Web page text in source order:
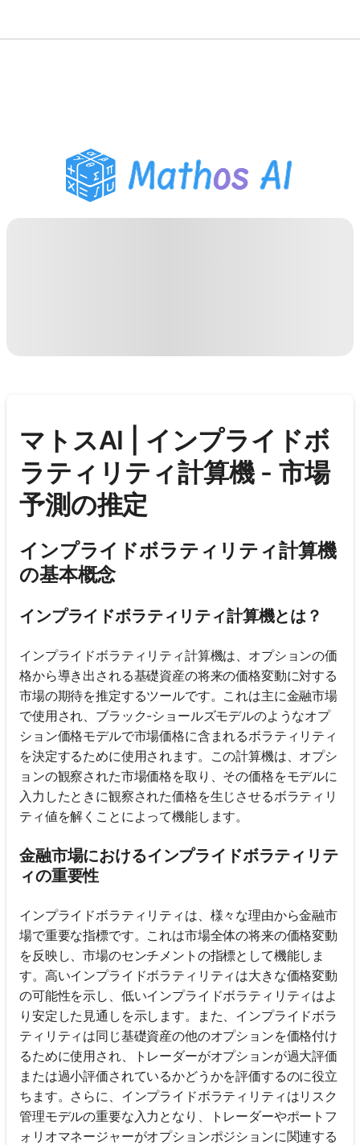
PDF宿題ヘルパー
学習ツール
マトスAI | インプライドボ
ラティリティ計算機 - 市場
予測の推定
インプライドボラティリティ計算機
の基本概念
インプライドボラティリティ計算機とは？
インプライドボラティリティ計算機は、オプションの価
格から導き出される基礎資産の将来の価格変動に対する
市場の期待を推定するツールです。これは主に金融市場
で使用され、ブラック-ショールズモデルのようなオプ
ション価格モデルで市場価格に含まれるボラティリティ
を決定するために使用されます。この計算機は、オプシ
ョンの観察された市場価格を取り、その価格をモデルに
入力したときに観察された価格を生じさせるボラティリ
ティ値を解くことによって機能します。
金融市場におけるインプライドボラティリテ
ィの重要性
インプライドボラティリティは、様々な理由から金融市
場で重要な指標です。これは市場全体の将来の価格変動
を反映し、市場のセンチメントの指標として機能しま
す。高いインプライドボラティリティは大きな価格変動
の可能性を示し、低いインプライドボラティリティはよ
り安定した見通しを示します。また、インプライドボラ
ティリティは同じ基礎資産の他のオプションを価格付け
るために使用され、トレーダーがオプションが過大評価
または過小評価されているかどうかを評価するのに役立
ちます。さらに、インプライドボラティリティはリスク
管理モデルの重要な入力となり、トレーダーやポートフ
ォリオマネージャーがオプションポジションに関連する